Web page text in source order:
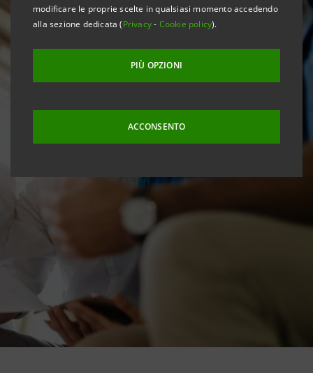
modificare le proprie scelte in qualsiasi momento accedendo
alla sezione dedicata (Privacy- Cookie policy).
PIÙ OPZIONI
ACCONSENTO